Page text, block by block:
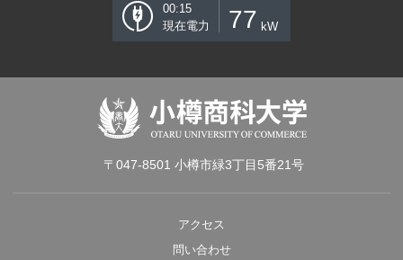
00:15
現在電力
77 kW
〒047-8501 小樽市緑3丁目5番21号
アクセス
問い合わせ